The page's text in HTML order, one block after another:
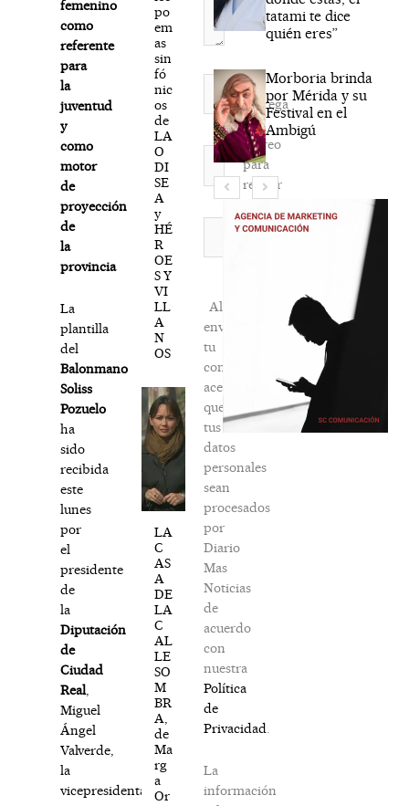
femenino
como
referente
para
la
juventud
y
como
motor
de
proyección
de
la
provincia
La
plantilla
del
Balonmano
Soliss
Pozuelo
ha
sido
recibida
este
lunes
por
el
presidente
de
la
Diputación
de
Ciudad
Real
Miguel
Ángel
Valverde,
la
vicepresidenta
po
em
as
sin
fó
nic
os
de
LA
O
DI
SE
A
y
HÉ
R
OE
S Y
VI
LL
A
N
OS
LA
C
AS
A
DE
LA
C
AL
LE
SO
M
BR
A,
de
Ma
rg
a
Or
Nombre*
Correo
electrónico*
Agréga
mi
correo
para
recibir
la
newsletter
Al
enviar
tu
comentario,
aceptas
que
tus
datos
personales
sean
procesados
por
Diario
Mas
Noticias
de
acuerdo
con
nuestra
Política
de
Privacidad
La
información
tatami te dice
quién eres”
Morboria brinda
por Mérida y su
Festival en el
Ambigú